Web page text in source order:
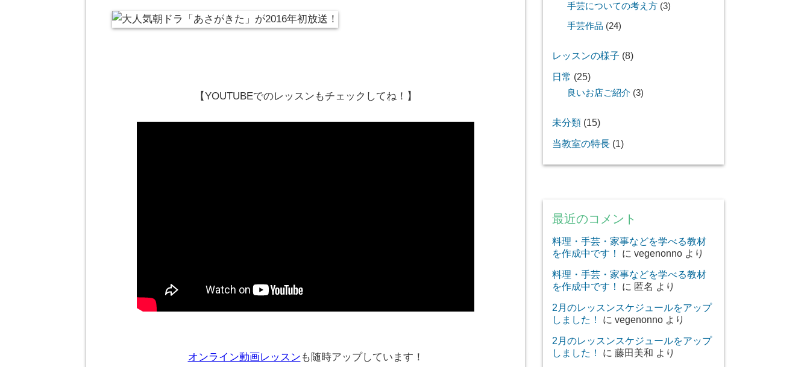
【YOUTUBEでのレッスンもチェックしてね！】
オンライン動画レッスン も随時アップしています！
手芸についての考え方 (3)
手芸作品 (24)
レッスンの様子 (8)
日常 (25)
良いお店ご紹介 (3)
未分類 (15)
当教室の特長 (1)
最近のコメント
料理・手芸・家事などを学べる教材
を作成中です！
に vegenonno より
料理・手芸・家事などを学べる教材
を作成中です！
に 匿名 より
2月のレッスンスケジュールをアップ
しました！
に vegenonno より
2月のレッスンスケジュールをアップ
しました！
に 藤田美和 より